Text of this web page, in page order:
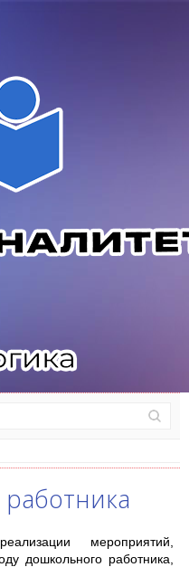
мероприятий,
дошкольного работника,